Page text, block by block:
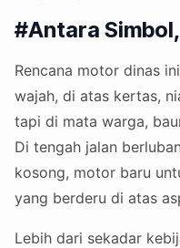
#Antara
Rencana motor dinas
wajah, di atas kertas,
tapi di mata warga,
Di tengah jalan
kosong, motor baru
yang berderu di atas
Lebih dari sekadar